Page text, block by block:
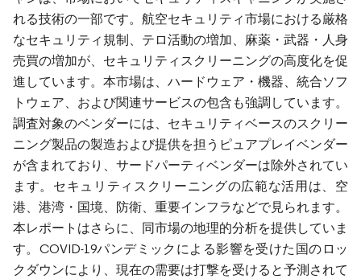
れる技術の一部です。航空セキュリティ市場における厳格
なセキュリティ規制、テロ活動の増加、麻薬・武器・人身
売買の増加が、セキュリティスクリーニングの高度化を促
進しています。本市場は、ハードウェア・機器、統合ソフ
トウェア、および関連サービスの包含も強調しています。
調査対象のベンダーには、セキュリティベースのスクリー
ニング製品の製造および提供を担うピュアプレイベンダー
が含まれており、サードパーティベンダーは除外されてい
ます。セキュリティスクリーニングの広範な活用は、空
港、港湾・国境、防衛、重要インフラなどで見られます。
本レポートはさらに、同市場の地理的分析を提供していま
す。COVID-19パンデミックによる影響を受けた国のロッ
クダウンにより、現在の需要は打撃を受けると予測されて